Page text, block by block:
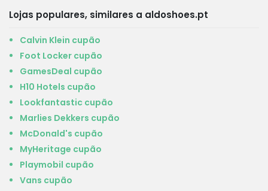
Lojas populares, similares a aldoshoes.pt
Calvin Klein cupão
Foot Locker cupão
GamesDeal cupão
H10 Hotels cupão
Lookfantastic cupão
Marlies Dekkers cupão
McDonald's cupão
MyHeritage cupão
Playmobil cupão
Vans cupão